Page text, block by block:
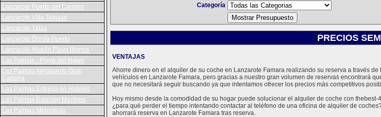
Lanzarote Puerto del Carmen
Lanzarote Villa Teguise
Lanzarote Yaiza
Lanzarote Órzola Puerto
Lanzarote-Muelle Playa Blanca
Las Palmas - Playa del Ingles
Las Palmas Aeropuerto Gran
Canaria
Las Palmas Entrega en Hoteles
Las Palmas Estacion Maritima
Las Palmas Meloneras
Categoría
PRECIOS
VENTAJAS
Ahorre dinero en el alquiler de su coche en Lanzarote Famara realizando su reserva a través
vehículos en Lanzarote Famara, pero gracias a nuestro gran volumen de reservas encontrará
que no necesitará seguir buscando ya que intentamos ofrecer los precios más competitivos
Hoy mismo desde la comodidad de su hogar puede solucionar el alquiler de coche con
¿para qué perder el tiempo intentando contactar al teléfono de una oficina de alquiler de
ahorrará reserva en Lanzarote Famara tras reserva.